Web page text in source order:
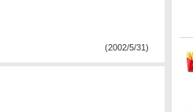
(2002/5/31)